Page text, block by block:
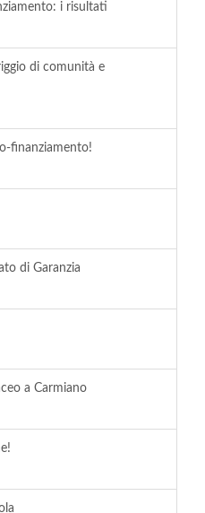
i risultati
di comunità e
finanziamento!
di Garanzia
a Carmiano